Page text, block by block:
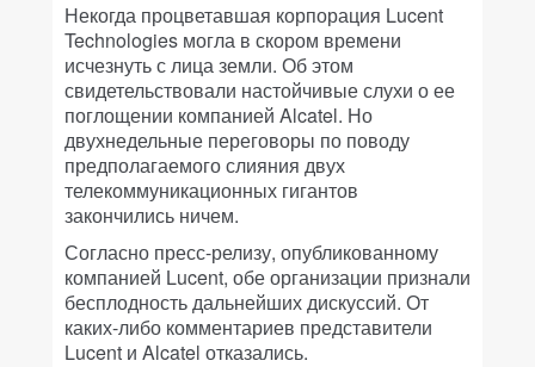
Некогда процветавшая корпорация Lucent
Technologies могла в скором времени
исчезнуть с лица земли. Об этом
свидетельствовали настойчивые слухи о ее
поглощении компанией Alcatel. Но
двухнедельные переговоры по поводу
предполагаемого слияния двух
телекоммуникационных гигантов
закончились ничем.
Согласно пресс-релизу, опубликованному
компанией Lucent, обе организации признали
бесплодность дальнейших дискуссий. От
каких-либо комментариев представители
Lucent и Alcatel отказались.